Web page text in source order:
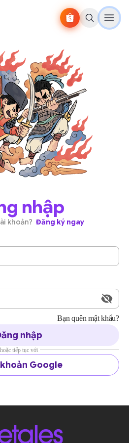
nhập
khoản? Đăng ký ngay
Bạn quên mật khẩu?
nhập
hoặc tiếp tục với
Google